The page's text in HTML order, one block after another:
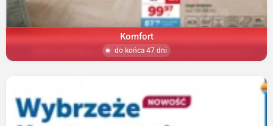
Komfort
do końca 47 dni